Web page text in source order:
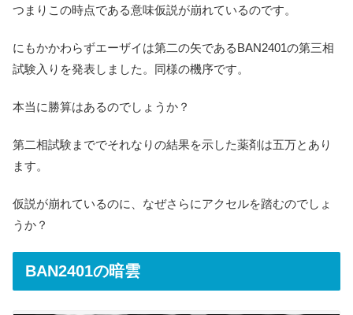
つまりこの時点である意味仮説が崩れているのです。
にもかかわらずエーザイは第二の矢であるBAN2401の第三相
試験入りを発表しました。同様の機序です。
本当に勝算はあるのでしょうか？
第二相試験まででそれなりの結果を示した薬剤は五万とあり
ます。
仮説が崩れているのに、なぜさらにアクセルを踏むのでしょ
うか？
BAN2401の暗雲